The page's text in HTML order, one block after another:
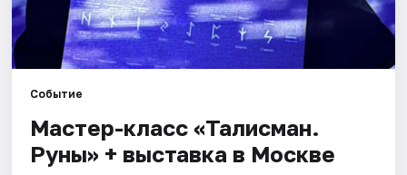
Спорт
События
Города
Площадки
Событие
Мастер-класс «Талисман.
Руны» + выставка в Москве